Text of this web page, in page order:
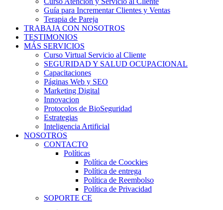
Guía para Incrementar Clientes y Ventas
Terapia de Pareja
TRABAJA CON NOSOTROS
TESTIMONIOS
MÁS SERVICIOS
Curso Virtual Servicio al Cliente
SEGURIDAD Y SALUD OCUPACIONAL
Capacitaciones
Páginas Web y SEO
Marketing Digital
Innovacion
Protocolos de BioSeguridad
Estrategias
Inteligencia Artificial
NOSOTROS
CONTACTO
Políticas
Política de Coockies
Política de entrega
Política de Reembolso
Política de Privacidad
SOPORTE CE